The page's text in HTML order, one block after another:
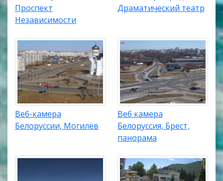
Проспект
Независимости
Драматический театр
Веб-камера
Белоруссии, Могилёв
Веб камера
Белоруссия, Брест,
панорама